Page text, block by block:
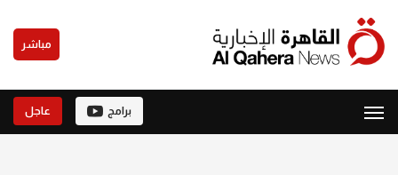
مباشر
برامج عاجل